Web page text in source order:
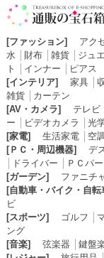
[ファッション] アク
水
財布│ 雑貨│ ジュ
ト
インナー
ピアス
[インテリア]
家具│
雑貨│ カーテン
[AV・カメラ]
テレビ│
ー
ビデオカメラ
光
[家電]
生活家電│ 空
[ＰＣ・周辺機器]
デ
ドライバー
ＰＣパ
[ガーデン]
ファニチ
[自動車・バイク・自転
ビ
[スポーツ]
ゴルフ
ング
[音楽]
弦楽器 鍵盤